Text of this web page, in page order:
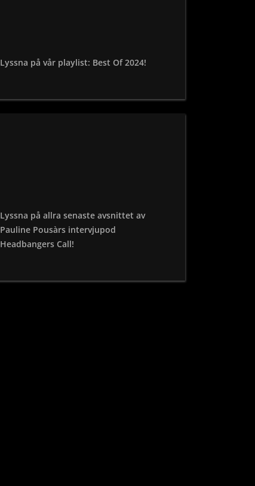
Lyssna på vår playlist: Best Of 2024!
Lyssna på allra senaste avsnittet av
Pauline Pousàrs intervjupod
Headbangers Call!